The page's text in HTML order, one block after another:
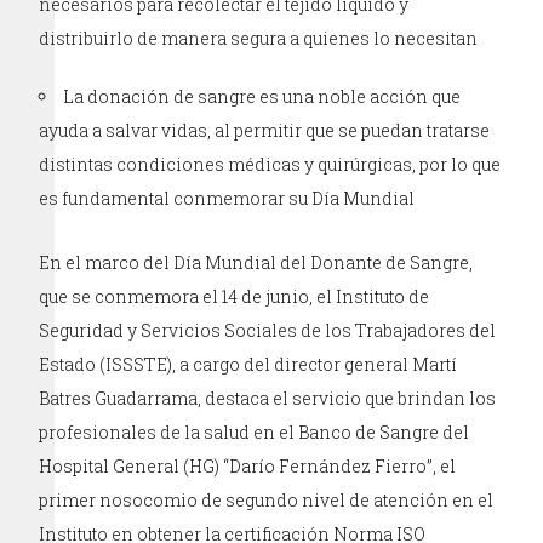
necesarios para recolectar el tejido líquido y
distribuirlo de manera segura a quienes lo necesitan
La donación de sangre es una noble acción que
ayuda a salvar vidas, al permitir que se puedan tratarse
distintas condiciones médicas y quirúrgicas, por lo que
es fundamental conmemorar su Día Mundial
En el marco del Día Mundial del Donante de Sangre,
que se conmemora el 14 de junio, el Instituto de
Seguridad y Servicios Sociales de los Trabajadores del
Estado (ISSSTE), a cargo del director general Martí
Batres Guadarrama, destaca el servicio que brindan los
profesionales de la salud en el Banco de Sangre del
Hospital General (HG) “Darío Fernández Fierro”, el
primer nosocomio de segundo nivel de atención en el
Instituto en obtener la certificación Norma ISO